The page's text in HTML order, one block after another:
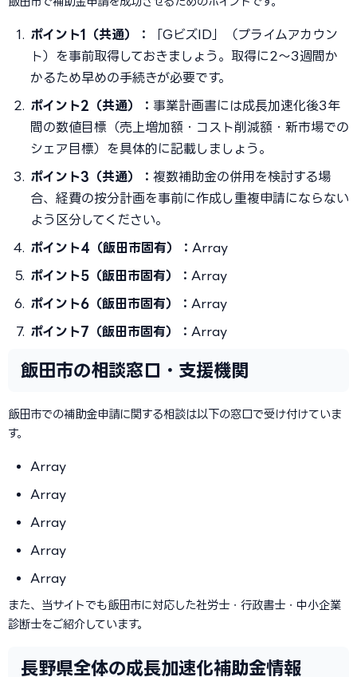
ポイント1（共通）：
「GビズID」（プライムアカウン
ト）を事前取得しておきましょう。取得に2〜3週間か
かるため早めの手続きが必要です。
ポイント2（共通）： 事業計画書には成長加速化後3年
間の数値目標（売上増加額・コスト削減額・新市場での
シェア目標）を具体的に記載しましょう。
ポイント3（共通）： 複数補助金の併用を検討する場
合、経費の按分計画を事前に作成し重複申請にならない
よう区分してください。
ポイント4（飯田市固有）： Array
ポイント5（飯田市固有）： Array
ポイント6（飯田市固有）： Array
ポイント7（飯田市固有）： Array
飯田市の相談窓口・支援機関
飯田市での補助金申請に関する相談は以下の窓口で受け付けていま
す。
Array
Array
Array
Array
Array
また、当サイトでも飯田市に対応した社労士・行政書士・中小企業
診断士をご紹介しています。
長野県全体の成長加速化補助金情報